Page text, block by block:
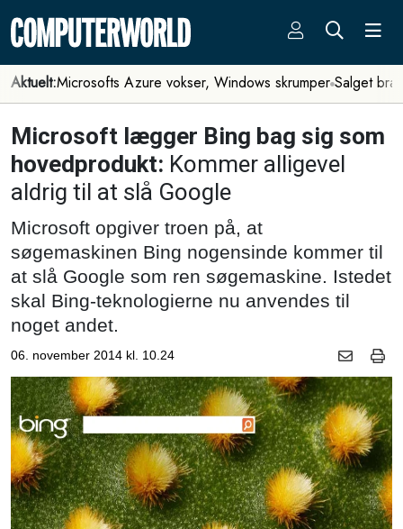
Aktuelt:Microsofts Azure vokser, Windows skrumper Salget
Microsoft lægger Bing bag sig som
hovedprodukt: Kommer alligevel
aldrig til at slå Google
Microsoft opgiver troen på, at
søgemaskinen Bing nogensinde kommer til
at slå Google som ren søgemaskine. Istedet
skal Bing-teknologierne nu anvendes til
noget andet.
06. november 2014 kl. 10.24